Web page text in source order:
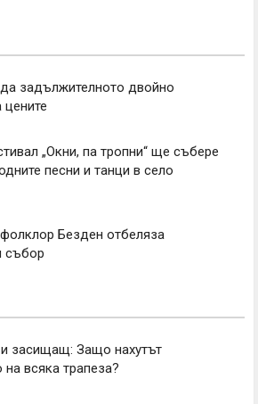
задължителното двойно
„Окни, па тропни“ ще събере
песни и танци в село
Безден отбеляза
събор
и засищащ: Защо нахутът
всяка трапеза?